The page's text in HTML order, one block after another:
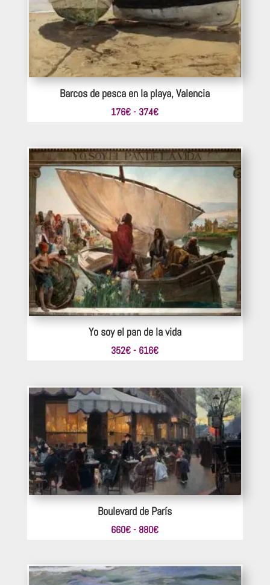
363€
Barcos de pesca en la playa, Valencia
176€ - 374€Rango
desde
176€
hasta
374€
Yo soy el pan de la vida
352€ - 616€Rango
desde
352€
hasta
616€
Boulevard de París
660€ - 880€Rango
desde